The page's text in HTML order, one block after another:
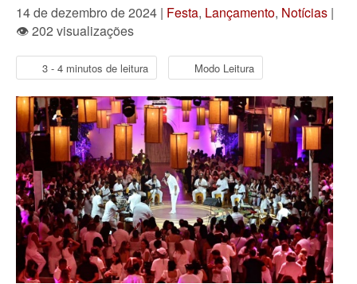
14 de dezembro de 2024 | Festa, Lançamento, Notícias |
👁 202 visualizações
3 - 4 minutos de leitura Modo Leitura